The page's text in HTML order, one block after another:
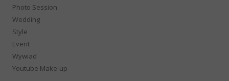
Photo Session
Wedding
Style
Event
Wywiad
Youtube Make-up